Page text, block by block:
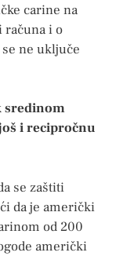
carine na
i o
ne uključe
sredinom
i recipročnu
se zaštiti
da je američki
od 200
američki